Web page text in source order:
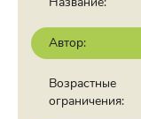
Автор:
Возрастные
ограничения: